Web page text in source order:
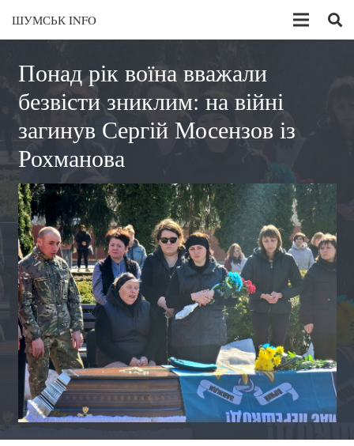
ШУМСЬК INFO
Понад рік воїна вважали
безвісти зниклим: на війні
загинув Сергій Мосензов із
Рохманова